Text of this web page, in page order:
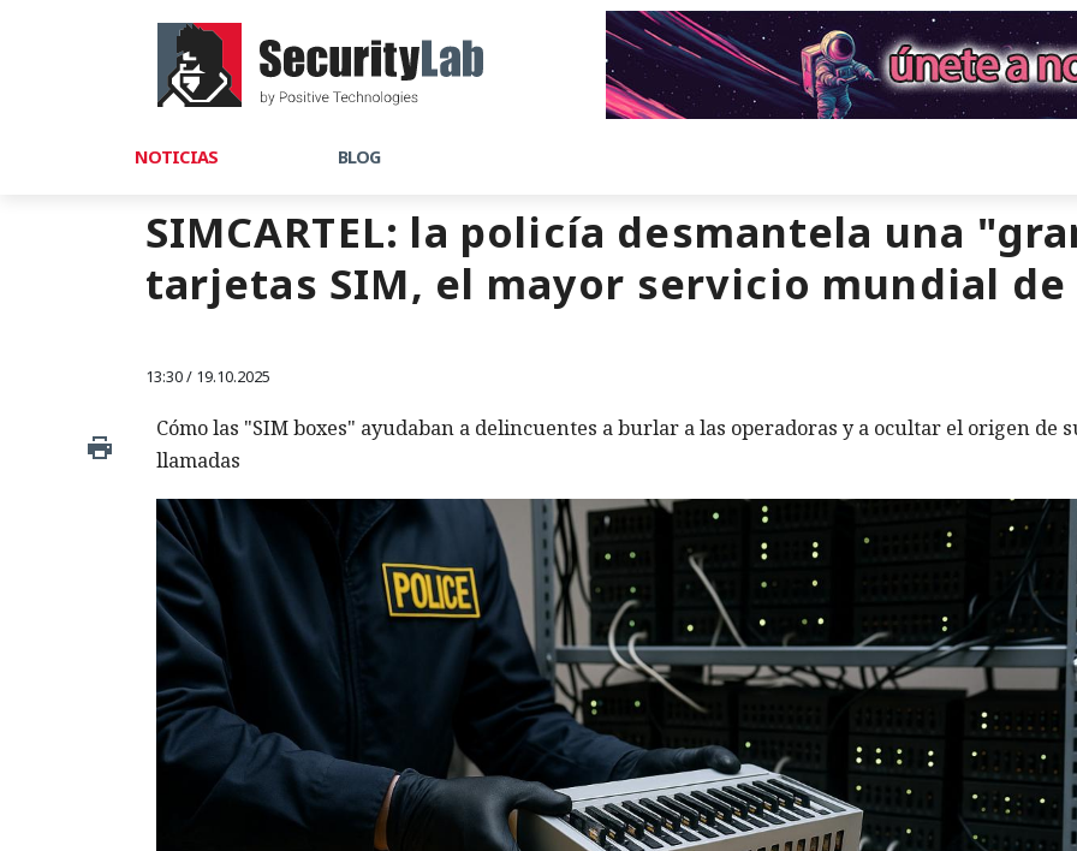
NOTICIAS BLOG
SIMCARTEL: la policía desmantela una
tarjetas SIM, el mayor servicio mundial
13:30 / 19.10.2025
Cómo las "SIM boxes" ayudaban a delincuentes a burlar a las operadoras y a ocultar el origen de
llamadas